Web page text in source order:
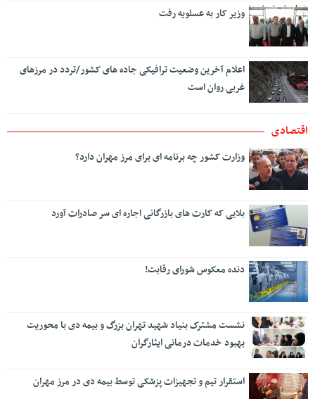
وزیر کار به عسلویه رفت
اعلام آخرین وضعیت ترافیکی جاده های کشور/تردد در مرزهای
غربی روان است
اقتصادی
وزارت کشور چه برنامه ای برای مرز مهران دارد؟
بلایی که کارت های بازرگانی اجاره ای سر صادرات آورد
دنده معکوس شورای رقابت!
نشست مشترک بنیاد شهید تهران بزرگ و بیمه دی با محوریت
بهبود خدمات درمانی ایثارگران
استقرار تیم و تجهیزات پزشکی توسط بیمه دی در مرز مهران